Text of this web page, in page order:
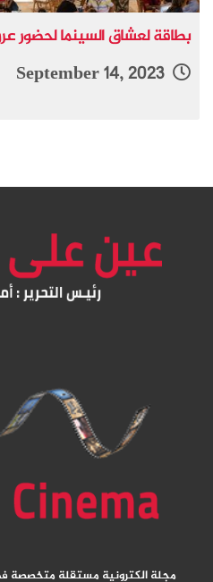
بطاقة لعشاق السينما لحضور
September 14, 2023
مجلة الكترونية مستقلة متخصصة